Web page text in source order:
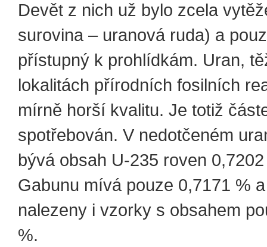
Devět z nich už bylo zcela
surovina – uranová ruda) a
přístupný k prohlídkám. Uran,
lokalitách přírodních fosilních
mírně horší kvalitu. Je totiž
spotřebován. V nedotčeném
bývá obsah U-235 roven
Gabunu mívá pouze 0,7171 %
nalezeny i vzorky s obsahem
%.